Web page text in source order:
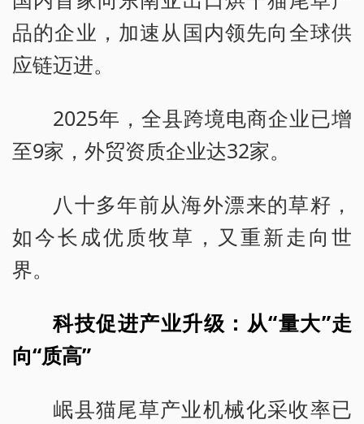
品的企业，加速从国内领先向全球供
应链迈进。
2025年，全县跨境电商企业已增
至9家，外贸资质企业达32家。
八十多年前从海外漂来的草籽，
如今长成优质牧草，又重新走向世
界。
科技促进产业升级：从“量大”走
向“质高”
岷县猫尾草产业机械化采收率已